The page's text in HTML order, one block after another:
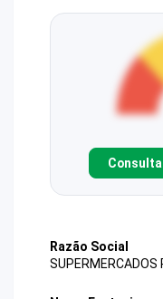
Razão Social
SUPERMERCADOS